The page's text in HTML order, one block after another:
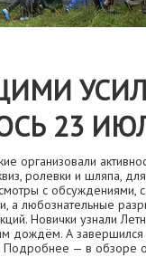
23
организовали
ролевки и шляпа,
с
а любознательные
Новички узнали
дождём. А завершился
Подробнее — в обзоре